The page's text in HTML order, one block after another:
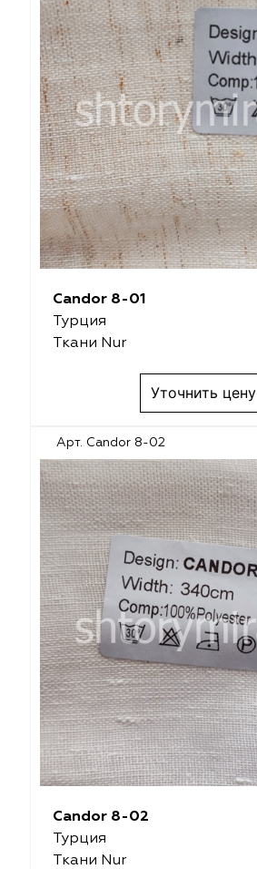
Candor 8-01
Турция
Ткани Nur
Уточнить цену
Арт. Candor 8-02
Candor 8-02
Турция
Ткани Nur